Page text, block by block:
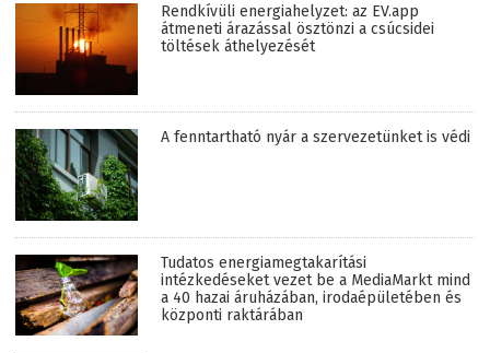
Rendkívüli energiahelyzet: az EV.app
átmeneti árazással ösztönzi a csúcsidei
töltések áthelyezését
A fenntartható nyár a szervezetünket is védi
Tudatos energiamegtakarítási
intézkedéseket vezet be a MediaMarkt mind
a 40 hazai áruházában, irodaépületében és
központi raktárában